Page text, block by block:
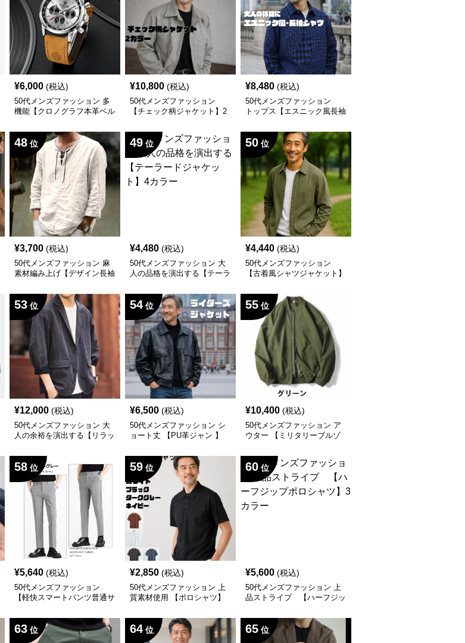
¥6,000 (税込)
50代メンズファッション 多
機能【クロノグラフ本革ベル
¥10,800 (税込)
50代メンズファッション
【チェック柄ジャケット】2
¥8,480 (税込)
50代メンズファッション
トップス【エスニック風長袖
48 位
¥3,700 (税込)
50代メンズファッション 麻
素材編み上げ【デザイン長袖
49 位
¥4,480 (税込)
50代メンズファッション 大
人の品格を演出する【テーラ
50 位
¥4,440 (税込)
50代メンズファッション
【古着風シャツジャケット】
53 位
¥12,000 (税込)
50代メンズファッション 大
人の余裕を演出する【リラッ
54 位
¥6,500 (税込)
50代メンズファッション シ
ョート丈 【PU革ジャン 】
55 位
¥10,400 (税込)
50代メンズファッション ア
ウター 【ミリタリーブルゾ
58 位
¥5,640 (税込)
50代メンズファッション
【軽快スマートパンツ普通サ
59 位
¥2,850 (税込)
50代メンズファッション 上
質素材使用 【ポロシャツ】
大人のポロ
60 位
¥5,600 (税込)
50代メンズファッション 上
品ストライプ 【ハーフジッ
63 位 64 位 65 位